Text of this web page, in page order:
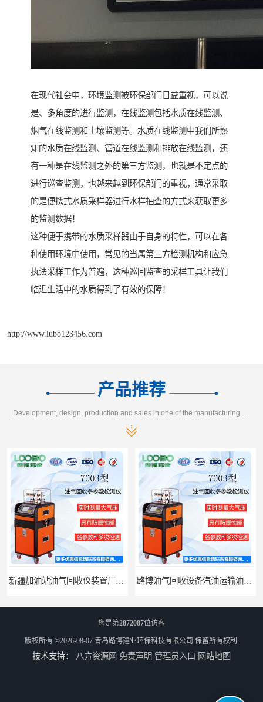
在现代社会中，环境监测被环保部门日益重视，可以说
是、多角度的进行监测，在线监测包括水质在线监测、
烟气在线监测和土壤监测等。水质在线监测中我们所熟
知的水质在线监测、管道在线监测和排放在线监测，还
有一种是在线监测之外的第三方监测，也就是不定点的
进行巡查监测，也越来越到环保部门的重视，通常采取
的是便携式水质采样器进行水样抽查的方式来获取更多
的监测数据！
这种便于携带的水质采样器由于自身的特性，可以在各
种使用环境中使用，常见的当属第三方检测机构和应急
执法采样工作为普遍，这种巡回监查的采样工具让我们
临近生活中的水质得到了有效的保障！
http://www.lubo123456.com
产品推荐
您是第2872087位访客
版权所有 ©2026-08-07 青岛路博建业环保科技有限公司 保留所有权利.
技术支持： 八方资源网 免责声明 管理员入口 网站地图